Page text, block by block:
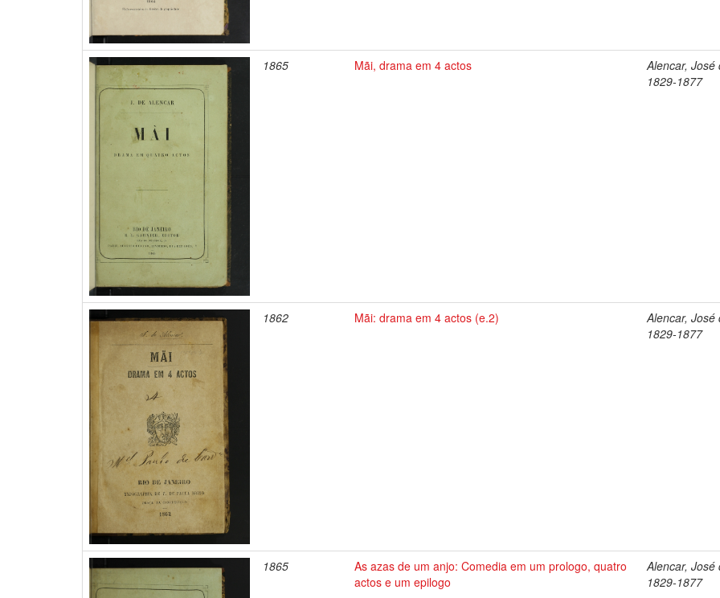
1865 Mãi, drama em 4 actos
Alencar, José
1829-1877
1862 Mãi: drama em 4 actos (e.2)
Alencar, José
1829-1877
1865
As azas de um anjo: Comedia em um prologo, quatro
actos e um epilogo
Alencar, José
1829-1877